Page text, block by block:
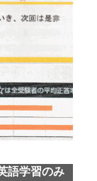
語学習のみ